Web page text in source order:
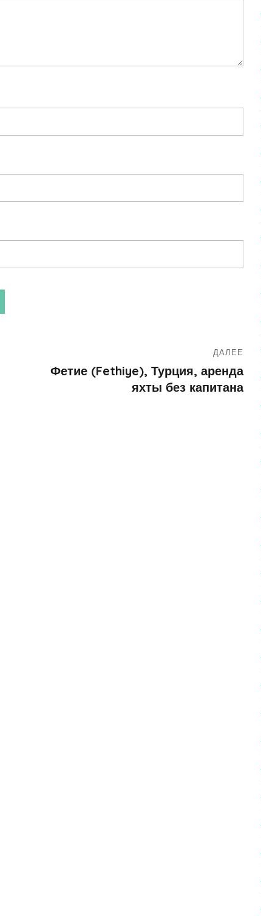
ДАЛЕЕ
Фетие (Fethiye), Турция, аренда
яхты без капитана